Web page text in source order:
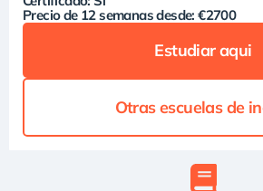
Precio de 12 semanas desde: €2700
Estudiar aqui
Otras escuelas de